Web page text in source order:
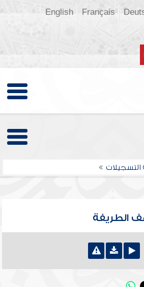
Français
English
التسجيلات
الطريفة